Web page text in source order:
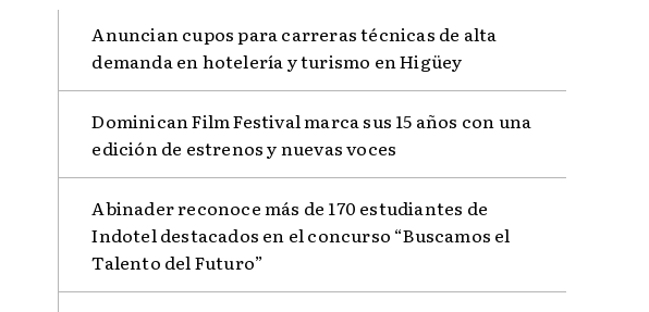
Anuncian cupos para carreras técnicas de alta
demanda en hotelería y turismo en Higüey
Dominican Film Festival marca sus 15 años con una
edición de estrenos y nuevas voces
Abinader reconoce más de 170 estudiantes de
Indotel destacados en el concurso “Buscamos el
Talento del Futuro”